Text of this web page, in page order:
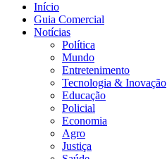
Início
Guia Comercial
Notícias
Política
Mundo
Entretenimento
Tecnologia & Inovação
Educação
Policial
Economia
Agro
Justiça